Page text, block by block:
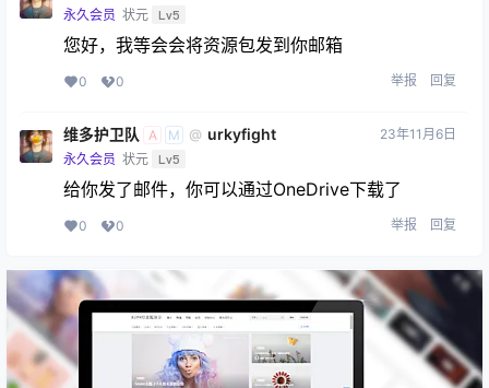
永久会员 状元 Lv5
您好，我等会会将资源包发到你邮箱
0 0 举报 回复
维多护卫队 A M @ urkyfight
永久会员 状元 Lv5
23年11月6日
给你发了邮件，你可以通过OneDrive下载了
0 0 举报 回复